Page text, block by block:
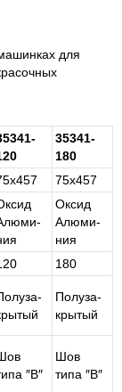
для
35341-
180
75х457
Ок­сид
Алю­ми­
ния
180
По­лу­за­
кры­тый
″В″
Шов
типа ″В″